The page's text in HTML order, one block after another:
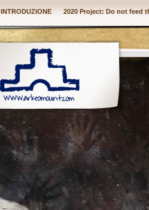
INTRODUZIONE 2020 Project: Do not feed